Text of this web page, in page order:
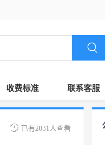
收费标准 联系客服
已有2031人查看